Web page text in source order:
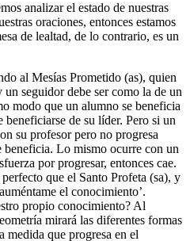
analizar el estado de nuestras
oraciones, entonces estamos
de lealtad, de lo contrario, es un
al Mesías Prometido (as), quien
seguidor debe ser como la de un
modo que un alumno se beneficia
beneficiarse de su líder. Pero si un
su profesor pero no progresa
beneficia. Lo mismo ocurre con un
por progresar, entonces cae.
que el Santo Profeta (sa), y
el conocimiento’.
propio conocimiento? Al
mirará las diferentes formas
medida que progresa en el